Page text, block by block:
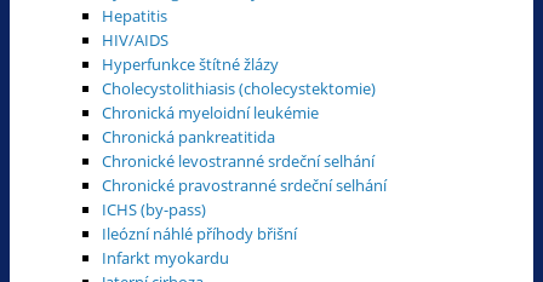
Hepatitis
HIV/AIDS
Hyperfunkce štítné žlázy
Cholecystolithiasis (cholecystektomie)
Chronická myeloidní leukémie
Chronická pankreatitida
Chronické levostranné srdeční selhání
Chronické pravostranné srdeční selhání
ICHS (by-pass)
Ileózní náhlé příhody břišní
Infarkt myokardu